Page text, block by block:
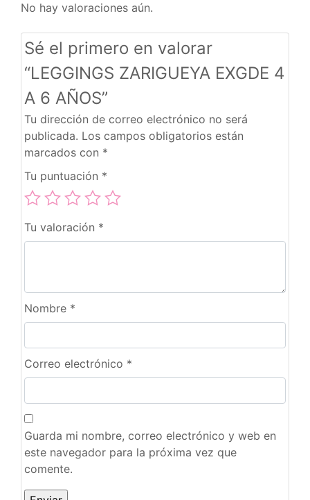
No hay valoraciones aún.
Sé el primero en valorar
“LEGGINGS ZARIGUEYA EXGDE 4
A 6 AÑOS”
Tu dirección de correo electrónico no será
publicada. Los campos obligatorios están
marcados con *
Tu puntuación *
Tu valoración *
Nombre *
Correo electrónico *
Guarda mi nombre, correo electrónico y web en
este navegador para la próxima vez que
comente.